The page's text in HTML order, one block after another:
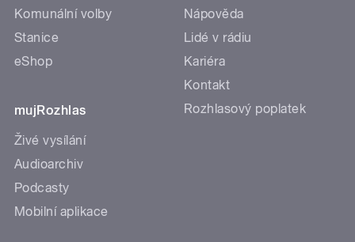
Komunální volby
Stanice
eShop
mujRozhlas
Živé vysílání
Audioarchiv
Podcasty
Mobilní aplikace
Nápověda
Lidé v rádiu
Kariéra
Kontakt
Rozhlasový poplatek